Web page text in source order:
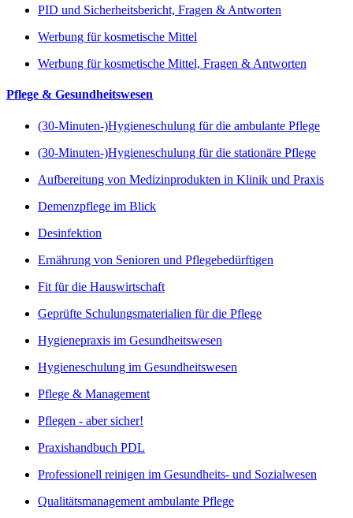
PID und Sicherheitsbericht, Fragen & Antworten
Werbung für kosmetische Mittel
Werbung für kosmetische Mittel, Fragen & Antworten
Pflege & Gesundheitswesen
(30-Minuten-)Hygieneschulung für die ambulante Pflege
(30-Minuten-)Hygieneschulung für die stationäre Pflege
Aufbereitung von Medizinprodukten in Klinik und Praxis
Demenzpflege im Blick
Desinfektion
Ernährung von Senioren und Pflegebedürftigen
Fit für die Hauswirtschaft
Geprüfte Schulungsmaterialien für die Pflege
Hygienepraxis im Gesundheitswesen
Hygieneschulung im Gesundheitswesen
Pflege & Management
Pflegen - aber sicher!
Praxishandbuch PDL
Professionell reinigen im Gesundheits- und Sozialwesen
Qualitätsmanagement ambulante Pflege